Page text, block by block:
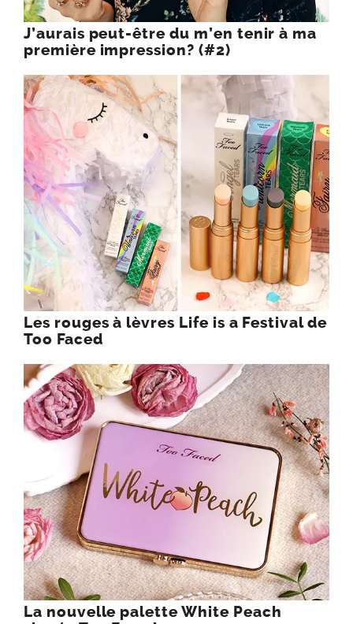
J’aurais peut-être du m’en tenir à ma
première impression? (#2)
Les rouges à lèvres Life is a Festival de
Too Faced
La nouvelle palette White Peach